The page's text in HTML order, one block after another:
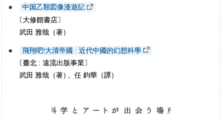
中国乙類図像漫遊記
〔大修館書店〕
武田 雅哉（著）
飛翔吧!大清帝國 : 近代中國的幻想科學
〔臺北 : 遠流出版事業〕
武田 雅哉（著） 、任 鈞華（譯）